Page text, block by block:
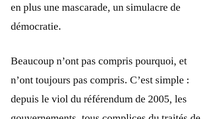
en plus une mascarade, un simulacre de
démocratie.
Beaucoup n’ont pas compris pourquoi, et
n’ont toujours pas compris. C’est simple :
depuis le viol du référendum de 2005, les